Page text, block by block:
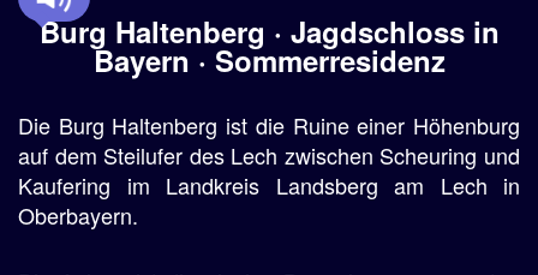
n Burg Haltenberg · Jagdschloss in
Bayern · Sommerresidenz
Die Burg Haltenberg ist die Ruine einer Höhenburg
auf dem Steilufer des Lech zwischen Scheuring und
Kaufering im Landkreis Landsberg am Lech in
Oberbayern.